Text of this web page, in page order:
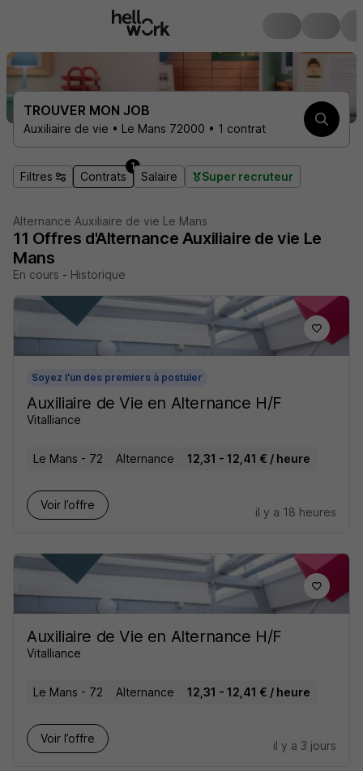
TROUVER MON JOB
Auxiliaire de vie • Le Mans 72000 • 1 contrat
Filtres Contrats
1
Salaire Super recruteur
Alternance Auxiliaire de vie Le Mans
11 Offres d'Alternance Auxiliaire de vie Le
Mans
En cours - Historique
Soyez l'un des premiers à postuler
Auxiliaire de Vie en Alternance H/F
Vitalliance
Le Mans - 72 Alternance 12,31 - 12,41 € / heure
Voir l’offre
il y a 18 heures
Auxiliaire de Vie en Alternance H/F
Vitalliance
Le Mans - 72 Alternance 12,31 - 12,41 € / heure
Voir l’offre
il y a 3 jours